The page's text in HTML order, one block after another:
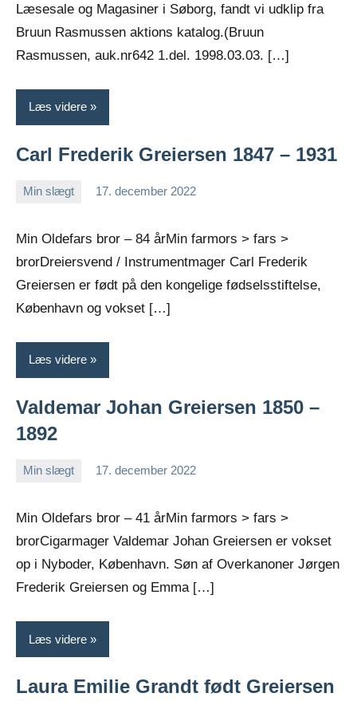
Læsesale og Magasiner i Søborg, fandt vi udklip fra
Bruun Rasmussen aktions katalog.(Bruun
Rasmussen, auk.nr642 1.del. 1998.03.03. […]
Læs videre
Carl Frederik Greiersen 1847 – 1931
Min slægt 17. december 2022
Min Oldefars bror – 84 årMin farmors > fars >
brorDreiersvend / Instrumentmager Carl Frederik
Greiersen er født på den kongelige fødselsstiftelse,
København og vokset […]
Læs videre
Valdemar Johan Greiersen 1850 –
1892
Min slægt 17. december 2022
Min Oldefars bror – 41 årMin farmors > fars >
brorCigarmager Valdemar Johan Greiersen er vokset
op i Nyboder, København. Søn af Overkanoner Jørgen
Frederik Greiersen og Emma […]
Læs videre
Laura Emilie Grandt født Greiersen